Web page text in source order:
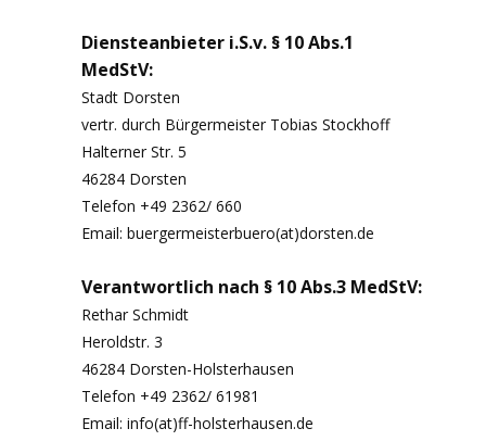
Diensteanbieter i.S.v. § 10 Abs.1
MedStV:
Stadt Dorsten
vertr. durch Bürgermeister Tobias Stockhoff
Halterner Str. 5
46284 Dorsten
Telefon +49 2362/ 660
Email: buergermeisterbuero(at)dorsten.de
Verantwortlich nach § 10 Abs.3 MedStV:
Rethar Schmidt
Heroldstr. 3
46284 Dorsten-Holsterhausen
Telefon +49 2362/ 61981
Email: info(at)ff-holsterhausen.de